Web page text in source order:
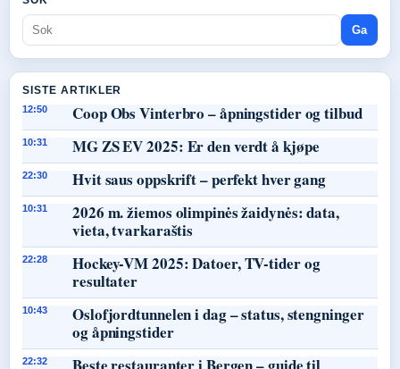
Ga
SISTE ARTIKLER
12:50 Coop Obs Vinterbro – åpningstider og tilbud
10:31 MG ZS EV 2025: Er den verdt å kjøpe
22:30 Hvit saus oppskrift – perfekt hver gang
10:31
2026 m. žiemos olimpinės žaidynės: data,
vieta, tvarkaraštis
22:28
Hockey-VM 2025: Datoer, TV-tider og
resultater
10:43
Oslofjordtunnelen i dag – status, stengninger
og åpningstider
22:32